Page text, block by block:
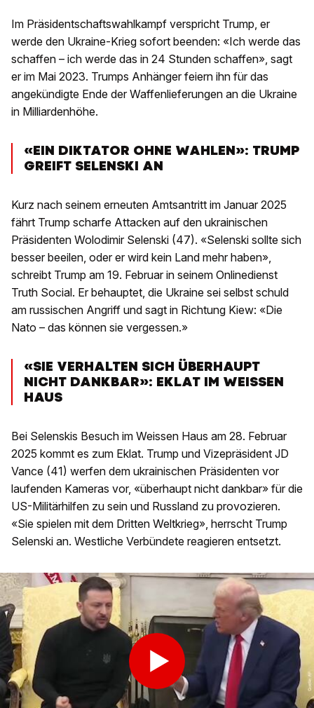
Im Präsidentschaftswahlkampf verspricht Trump, er
werde den Ukraine-Krieg sofort beenden: «Ich werde das
schaffen – ich werde das in 24 Stunden schaffen», sagt
er im Mai 2023. Trumps Anhänger feiern ihn für das
angekündigte Ende der Waffenlieferungen an die Ukraine
in Milliardenhöhe.
«EIN DIKTATOR OHNE WAHLEN»: TRUMP
GREIFT SELENSKI AN
Kurz nach seinem erneuten Amtsantritt im Januar 2025
fährt Trump scharfe Attacken auf den ukrainischen
Präsidenten Wolodimir Selenski (47). «Selenski sollte sich
besser beeilen, oder er wird kein Land mehr haben»,
schreibt Trump am 19. Februar in seinem Onlinedienst
Truth Social. Er behauptet, die Ukraine sei selbst schuld
am russischen Angriff und sagt in Richtung Kiew: «Die
Nato – das können sie vergessen.»
«SIE VERHALTEN SICH ÜBERHAUPT
NICHT DANKBAR»: EKLAT IM WEISSEN
HAUS
Bei Selenskis Besuch im Weissen Haus am 28. Februar
2025 kommt es zum Eklat. Trump und Vizepräsident JD
Vance (41) werfen dem ukrainischen Präsidenten vor
laufenden Kameras vor, «überhaupt nicht dankbar» für die
US-Militärhilfen zu sein und Russland zu provozieren.
«Sie spielen mit dem Dritten Weltkrieg», herrscht Trump
Selenski an. Westliche Verbündete reagieren entsetzt.